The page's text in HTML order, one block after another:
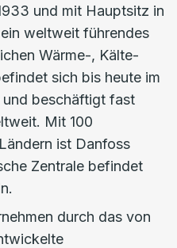
und mit Hauptsitz in
weltweit führendes
Wärme-, Kälte-
sich bis heute im
und beschäftigt fast
Mit 100
ist Danfoss
Zentrale befindet
durch das von